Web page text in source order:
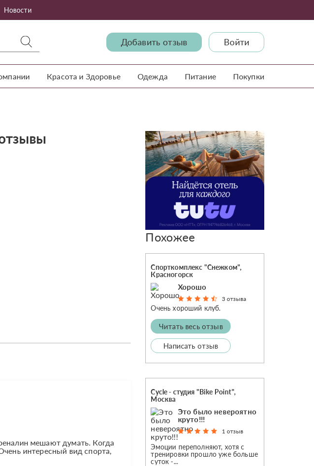
Новости
Добавить отзыв Войти
Красота и Здоровье Одежда Питание Покупки
мешают думать. Когда
интересный вид спорта,
Похожее
Спорткомплекс "Снежком",
Красногорск
Хорошо
3 отзыва
Очень хороший клуб.
Читать весь отзыв
Написать отзыв
Cycle - студия "Bike Point",
Москва
Это было невероятно
круто!!!
1 отзыв
Эмоции переполняют, хотя с
тренировки прошло уже больше
суток -...